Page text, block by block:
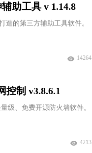
助工具 v 1.14.8
造的第三方辅助工具软件。
14264
控制 v3.8.6.1
级、免费开源防火墙软件。
4213